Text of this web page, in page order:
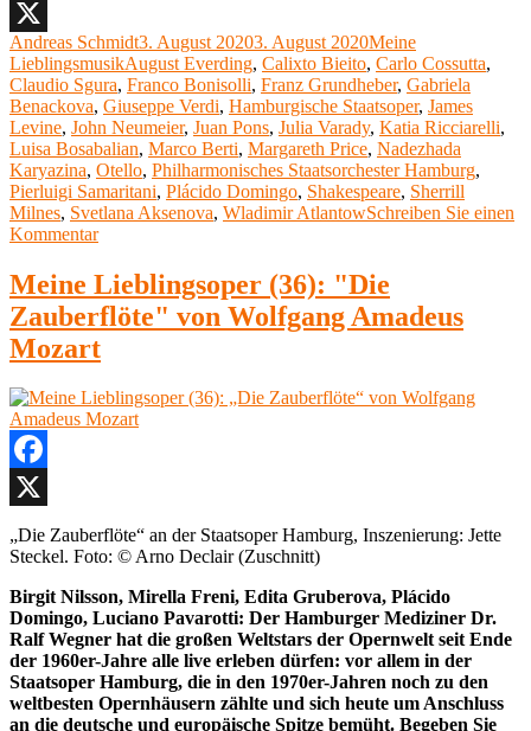
Giuseppe
Verdi“
Facebook
X
Autor
Andreas SchmidtVeröffentlicht
am
3. August 20203. August 2020Kategorien
Meine
LieblingsmusikSchlagwörter
August Everding, Calixto Bieito, Carlo Cossutta,
Claudio Sgura, Franco Bonisolli, Franz Grundheber, Gabriela
Benackova, Giuseppe Verdi, Hamburgische Staatsoper, James
Levine, John Neumeier, Juan Pons, Julia Varady, Katia Ricciarelli,
Luisa Bosabalian, Mar­­co Berti, Margareth Price, Nadezhada
Karyazina, Otello, Philharmonisches Staatsorchester Hamburg,
Pierluigi Samaritani, Plácido Domingo, Shakespeare, Sherrill
Milnes, Svetlana Akse­nova, Wladimir AtlantowSchreiben Sie einen
Kommentarzu
Lieblingsoper
42:
Otello
von
Giuseppe
Meine Lieblingsoper (36): "Die
Zauberflöte" von Wolfgang Amadeus
Mozart
Facebook
X
„Die Zauberflöte“ an der Staatsoper Hamburg, Inszenierung: Jette
Steckel. Foto: © Arno Declair (Zuschnitt)
Birgit Nilsson, Mirella Freni, Edita Gruberova, Plácido
Domingo, Luciano Pavarotti: Der Hamburger Mediziner Dr.
Ralf Wegner hat die großen Weltstars der Opernwelt seit Ende
der 1960er-Jahre alle live erleben dürfen: vor allem in der
Staatsoper Hamburg, die in den 1970er-Jahren noch zu den
weltbesten Opernhäusern zählte und sich heute um Anschluss
an die deutsche und europäische Spitze bemüht. Begeben Sie